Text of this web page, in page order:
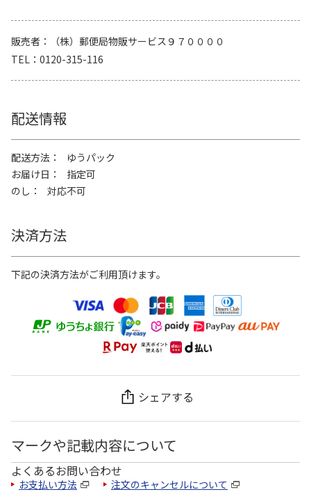
販売者
（株）郵便局物販サービス９７００００
TEL
0120-315-116
配送情報
配送方法
ゆうパック
お届け日
指定可
のし
対応不可
決済方法
下記の決済方法がご利用頂けます。
シェアする
マークや記載内容について
よくあるお問い合わせ
お支払い方法 注文のキャンセルについて